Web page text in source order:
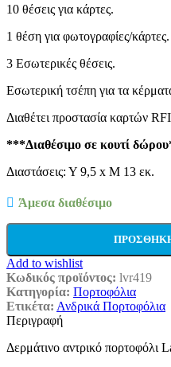
10 θέσεις για κάρτες.
1 θέση για φωτογραφίες/κάρτες.
3 Εσωτερικές θέσεις.
Εσωτερική τσέπη για τα
Διαθέτει προστασία καρτών
***Διαθέσιμο σε κουτί
Διαστάσεις: Υ 9,5 x Μ 13 εκ.
Άμεσα διαθέσιμο
Add to wishlist
Κωδικός προϊόντος: lvr419
Κατηγορία: Πορτοφόλια
Ετικέτα: Ανδρικά Πορτοφόλια
Περιγραφή
Δερμάτινο αντρικό